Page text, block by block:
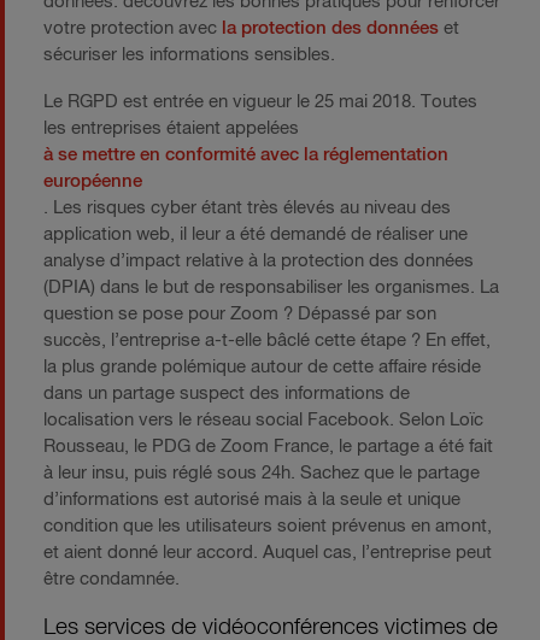
votre protection avec la protection des données et
sécuriser les informations sensibles.
Le RGPD est entrée en vigueur le 25 mai 2018. Toutes
les entreprises étaient appelées
à se mettre en conformité avec la réglementation
européenne
. Les risques cyber étant très élevés au niveau des
application web, il leur a été demandé de réaliser une
analyse d’impact relative à la protection des données
(DPIA) dans le but de responsabiliser les organismes. La
question se pose pour Zoom ? Dépassé par son
succès, l’entreprise a-t-elle bâclé cette étape ? En effet,
la plus grande polémique autour de cette affaire réside
dans un partage suspect des informations de
localisation vers le réseau social Facebook. Selon Loïc
Rousseau, le PDG de Zoom France, le partage a été fait
à leur insu, puis réglé sous 24h. Sachez que le partage
d’informations est autorisé mais à la seule et unique
condition que les utilisateurs soient prévenus en amont,
et aient donné leur accord. Auquel cas, l’entreprise peut
être condamnée.
Les services de vidéoconférences victimes de